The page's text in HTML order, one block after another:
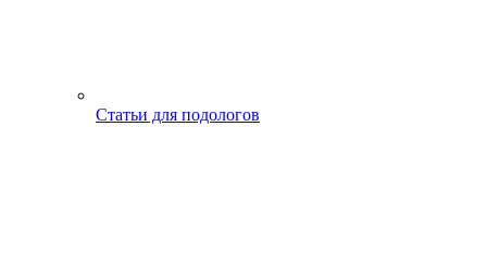
Статьи для подологов